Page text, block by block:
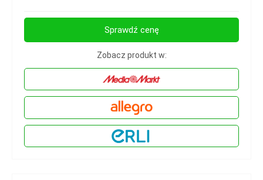
Sprawdź cenę
Zobacz produkt w: